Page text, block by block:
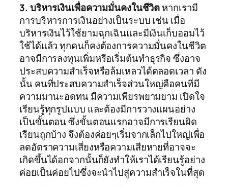
3. บริหารเงินเพื่อความมั่นคงในชีวิตหากเรามี
การบริหารการเงินอย่างเป็นระบบ เช่น เมื่อ
บริหารเงินไว้ใช้ยามฉุกเฉินและมีเงินเก็บออมไว้
ใช้ได้แล้ว ทุกคนก็คงต้องการความมั่นคงในชีวิต
อาจมีการลงทุนเพิ่มหรือเริ่มต้นทำธุรกิจ ซึ่งอาจ
ประสบความสำเร็จหรือล้มเหลวได้ตลอดเวลา ดัง
นั้น คนที่ประสบความสำเร็จส่วนใหญ่คือคนที่มี
ความมานะอดทน มีความเพียรพยามยาม เปิดใจ
เรียนรู้ทุกรูปแบบ และต้องมีการวางแผนอย่าง
เป็นขั้นตอน ซึ่งขั้นตอนแรกอาจมีการเรียนผิด
เรียนถูกบ้าง จึงต้องค่อยๆเริ่มจากเล็กไปใหญ่เพื่อ
ลดอัตราความเสี่ยงหรือความเสียหายที่อาจจะ
เกิดขึ้นได้อกจากนั้นก็ยังทำให้เราได้เรียนรู้อย่าง
ค่อยเป็นค่อยไปซึ่งจะนำไปสู่ความสำเร็จในที่สุด